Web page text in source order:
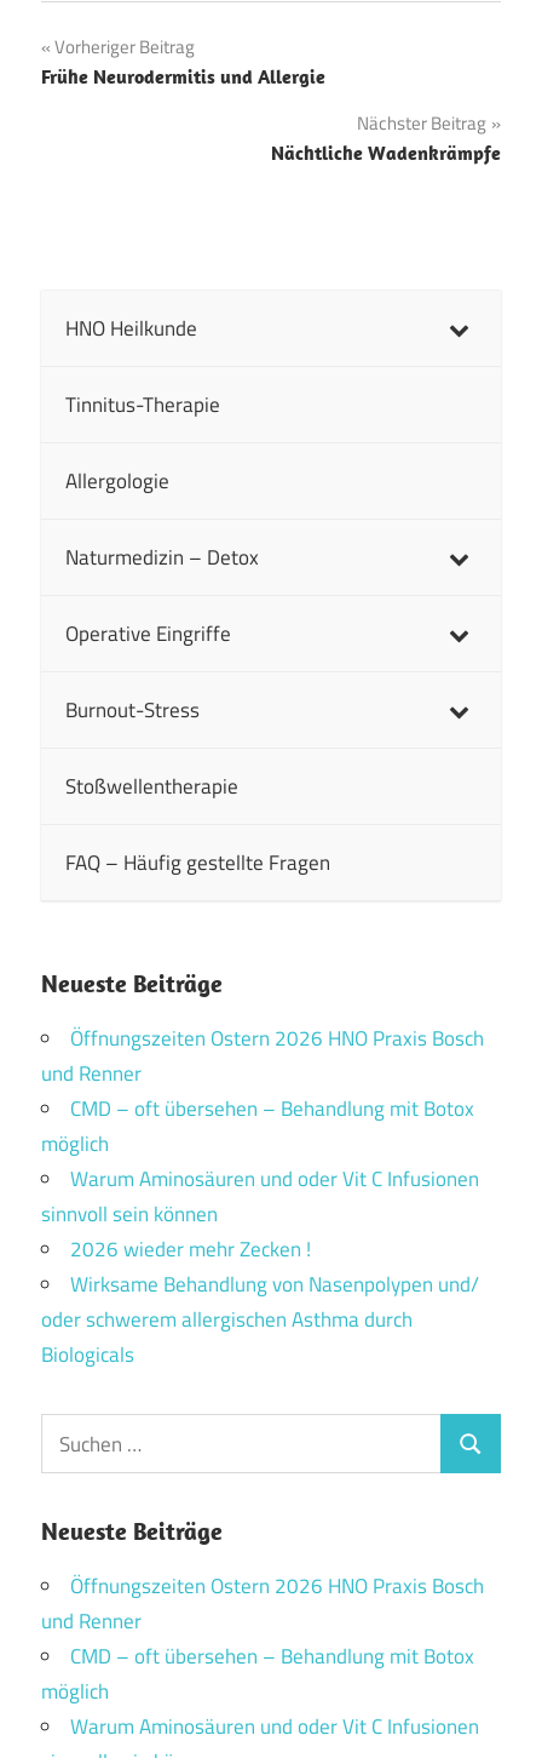
Beitragsnavigation
Vorheriger Beitrag
Frühe Neurodermitis und Allergie
Nächster Beitrag
Nächtliche Wadenkrämpfe
HNO Heilkunde
Tinnitus-Therapie
Allergologie
Naturmedizin – Detox
Operative Eingriffe
Burnout-Stress
Stoßwellentherapie
FAQ – Häufig gestellte Fragen
Neueste Beiträge
Öffnungszeiten Ostern 2026 HNO Praxis Bosch
und Renner
CMD – oft übersehen – Behandlung mit Botox
möglich
Warum Aminosäuren und oder Vit C Infusionen
sinnvoll sein können
2026 wieder mehr Zecken !
Wirksame Behandlung von Nasenpolypen und/
oder schwerem allergischen Asthma durch
Biologicals
Suchen
nach:
Suchen
Neueste Beiträge
Öffnungszeiten Ostern 2026 HNO Praxis Bosch
und Renner
CMD – oft übersehen – Behandlung mit Botox
möglich
Warum Aminosäuren und oder Vit C Infusionen